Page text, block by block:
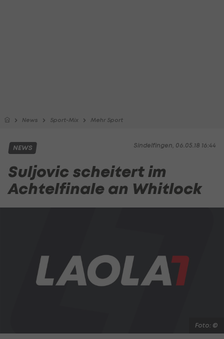
News Sport-Mix Mehr Sport
Sindelfingen, 06.05.18 16:44
NEWS
Suljovic scheitert im
Achtelfinale an Whitlock
Foto: ©